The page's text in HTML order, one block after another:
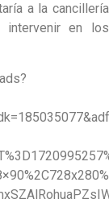
a la cancillería
intervenir en los